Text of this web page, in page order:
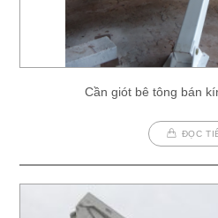
Cần giót bê tông bán
ĐỌC